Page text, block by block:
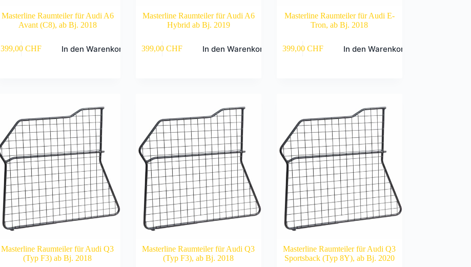
Masterline Raumteiler für Audi A6
Avant (C8), ab Bj. 2018
399,00CHF In den Warenkorb
Masterline Raumteiler für Audi A6
Hybrid ab Bj. 2019
399,00CHF In den Warenkorb
Masterline Raumteiler für Audi E-
Tron, ab Bj. 2018
399,00 CHF In den Warenkorb
Masterline Raumteiler für Audi Q3
(Typ F3) ab Bj. 2018
Masterline Raumteiler für Audi Q3
(Typ F3), ab Bj. 2018
Masterline Raumteiler für Audi Q3
Sportsback (Typ 8Y), ab Bj. 2020